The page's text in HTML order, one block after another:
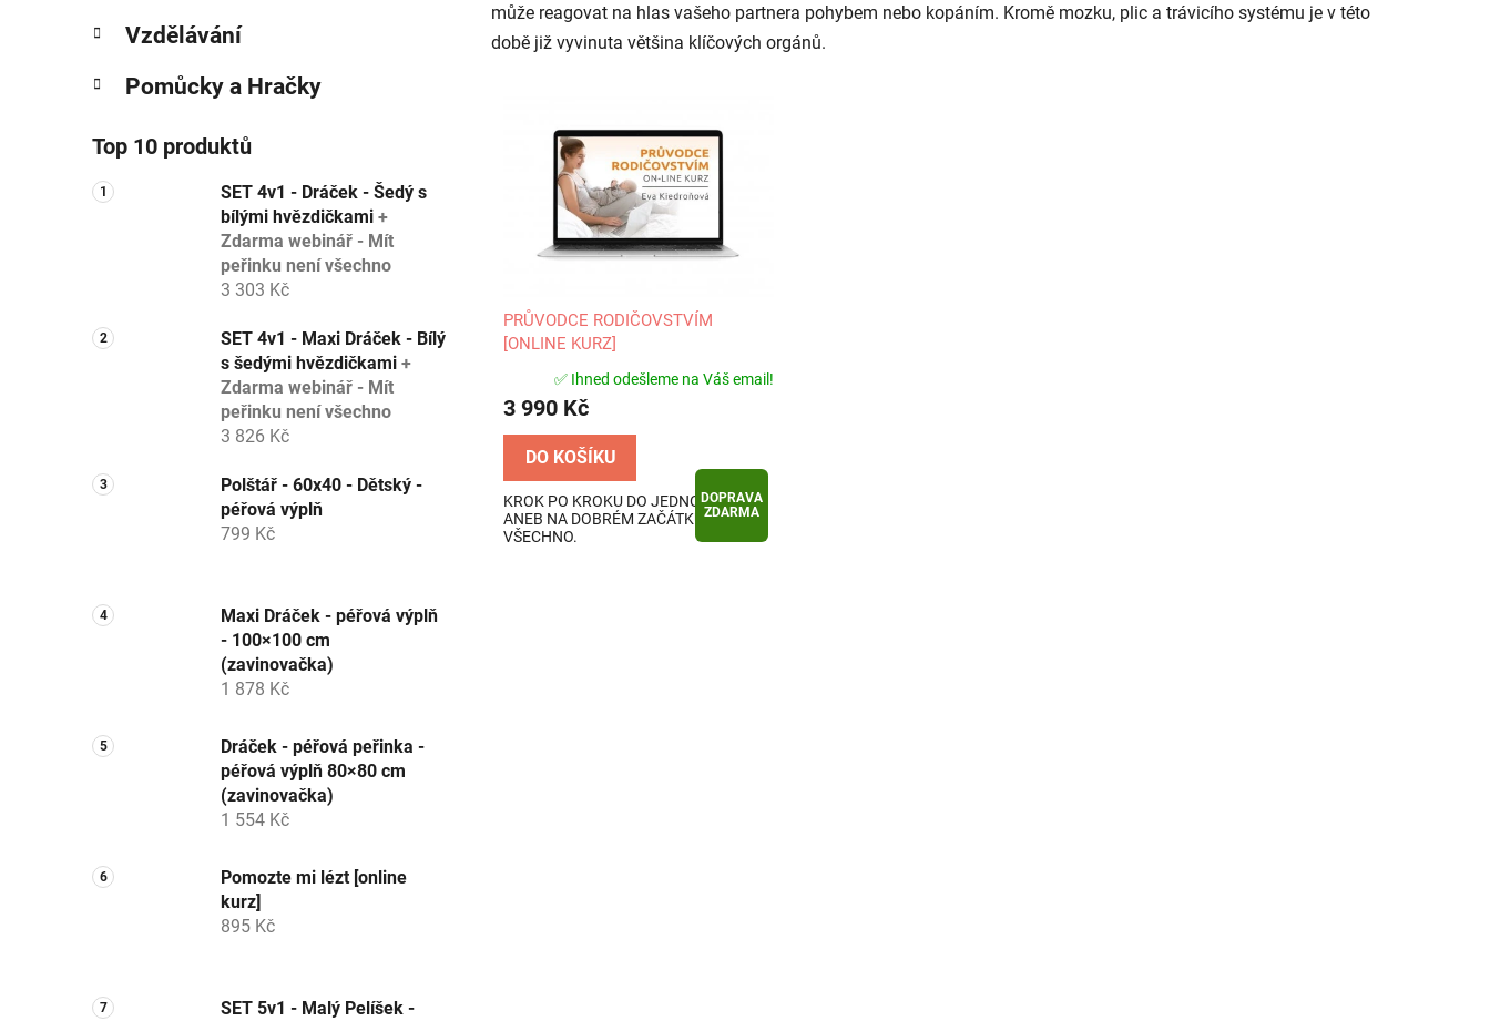
Vzdělávání
Pomůcky a Hračky
Top 10 produktů
SET 4v1 - Dráček - Šedý s
bílými hvězdičkami +
Zdarma webinář - Mít
peřinku není všechno
3 303 Kč
SET 4v1 - Maxi Dráček - Bílý
s šedými hvězdičkami +
Zdarma webinář - Mít
peřinku není všechno
3 826 Kč
Polštář - 60x40 - Dětský -
péřová výplň
799 Kč
Maxi Dráček - péřová výplň
- 100×100 cm
(zavinovačka)
1 878 Kč
Dráček - péřová peřinka -
péřová výplň 80×80 cm
(zavinovačka)
1 554 Kč
Pomozte mi lézt [online
kurz]
895 Kč
SET 5v1 - Malý Pelíšek -
může reagovat na hlas vašeho partnera pohybem nebo kopáním. Kromě mozku, plic a trávicího systému je v této
době již vyvinuta většina klíčových orgánů.
DOPRAVA
ZDARMA
PRŮVODCE RODIČOVSTVÍM
[ONLINE KURZ]
✅ Ihned odešleme na Váš email!
3 990 Kč
DO KOŠÍKU
KROK PO KROKU DO JEDNOHO ROKU
ANEB NA DOBRÉM ZAČÁTKU ZÁVISÍ
VŠECHNO.